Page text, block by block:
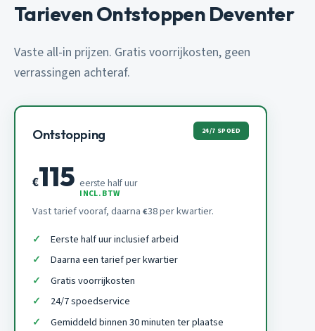
Tarieven Ontstoppen Deventer
Vaste all-in prijzen. Gratis voorrijkosten, geen
verrassingen achteraf.
Ontstopping 24/7 SPOED
€115 eerste half uur
INCL. BTW
Vast tarief vooraf, daarna €38 per kwartier.
Eerste half uur inclusief arbeid
Daarna een tarief per kwartier
Gratis voorrijkosten
24/7 spoedservice
Gemiddeld binnen 30 minuten ter plaatse